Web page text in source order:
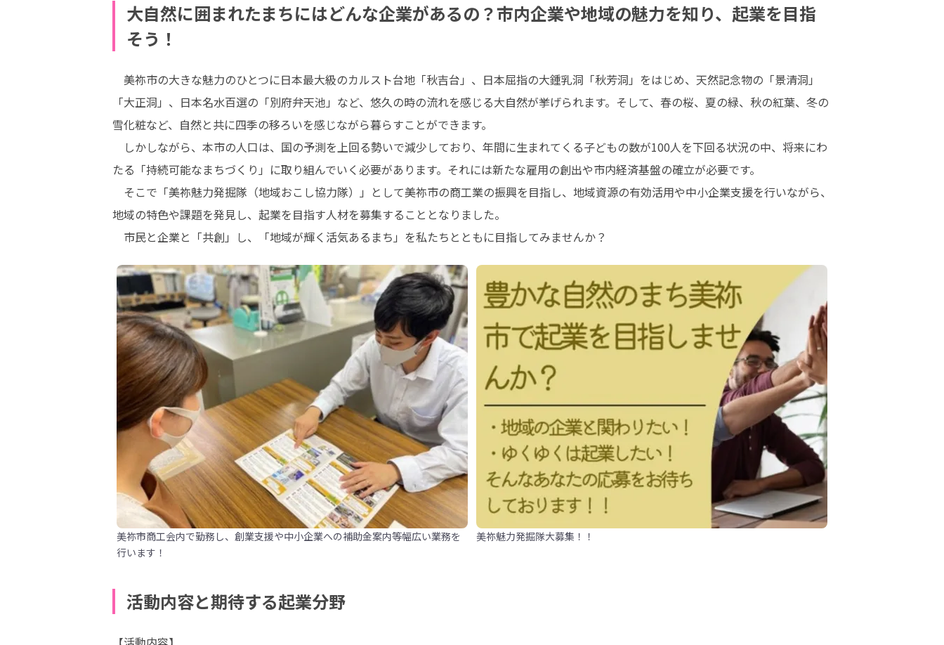
大自然に囲まれたまちにはどんな企業があるの？市内企業や地域の魅力を知り、起業を目指
そう！
美祢市の大きな魅力のひとつに日本最大級のカルスト台地「秋吉台」、日本屈指の大鍾乳洞「秋芳洞」をはじめ、天然記念物の「景清洞」
「大正洞」、日本名水百選の「別府弁天池」など、悠久の時の流れを感じる大自然が挙げられます。そして、春の桜、夏の緑、秋の紅葉、冬の
雪化粧など、自然と共に四季の移ろいを感じながら暮らすことができます。
しかしながら、本市の人口は、国の予測を上回る勢いで減少しており、年間に生まれてくる子どもの数が100人を下回る状況の中、将来にわ
たる「持続可能なまちづくり」に取り組んでいく必要があります。それには新たな雇用の創出や市内経済基盤の確立が必要です。
そこで「美祢魅力発掘隊（地域おこし協力隊）」として美祢市の商工業の振興を目指し、地域資源の有効活用や中小企業支援を行いながら、
地域の特色や課題を発見し、起業を目指す人材を募集することとなりました。
市民と企業と「共創」し、「地域が輝く活気あるまち」を私たちとともに目指してみませんか？
美祢市商工会内で勤務し、創業支援や中小企業への補助金案内等幅広い業務を
行います！
美祢魅力発掘隊大募集！！
活動内容と期待する起業分野